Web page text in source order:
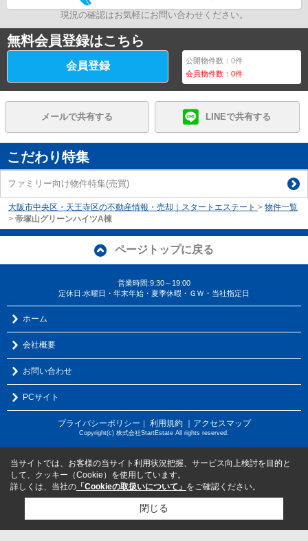
現況の確認はお気軽にお問い合わせください。
無料会員登録はこちら
会員登録 公開物件数：0件
会員物件数：0件
メールで共有する LINEで共有する
こだわり特集
ファミリー向け物件特集(売買)
大阪市中央区・天王寺区の不動産情報・売却｜スタートエステート > 物件一覧
> 帝塚山グリーンハイツA棟
ページトップに戻る
営業時間:9:30～19:00
定休日:水曜日・年末年始・夏季休暇・ＧＷ・当社指定日
ホーム
会社概要
お問い合わせ
PCサイト
プライバシーポリシー 利用規約 ｜アクセスマップ
Copyright(c) 株式会社StartEstate All rights reserved.
当サイトでは、お客様の当サイト利用状況把握、サービス向上検討を目的と
して、クッキー（Cookie）を使用しています。
詳しくは、当社の 「Cookieの取扱いについて」 をご確認ください。
閉じる